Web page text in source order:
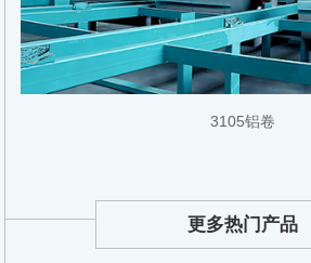
3105铝卷
更多热门产品